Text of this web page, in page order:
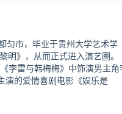
匀市，毕业于贵州大学艺术学
》，从而正式进入演艺圈。
李雷与韩梅梅》中饰演男主角
演的爱情喜剧电影《娱乐是